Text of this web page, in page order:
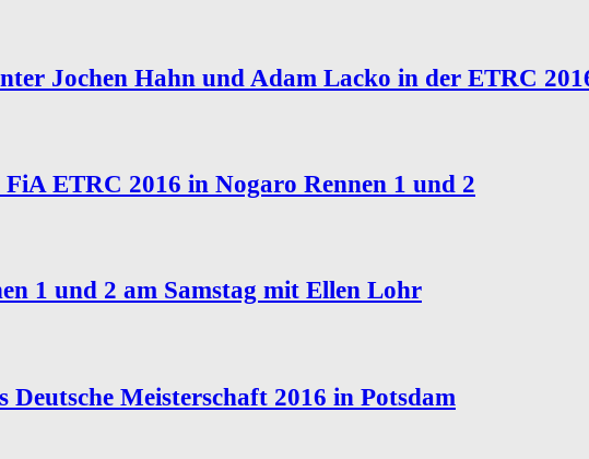
Jochen Hahn und Adam Lacko in der ETRC
ETRC 2016 in Nogaro Rennen 1 und 2
1 und 2 am Samstag mit Ellen Lohr
Deutsche Meisterschaft 2016 in Potsdam